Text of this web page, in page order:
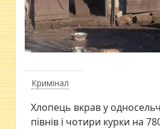
Кримінал
Хлопець вкрав у
півнів і чотири курки на